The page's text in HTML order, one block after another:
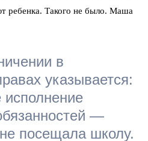
ребенка. Такого не было. Маша
в
указывается:
—
посещала школу.